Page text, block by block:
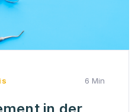
6 Min
in der